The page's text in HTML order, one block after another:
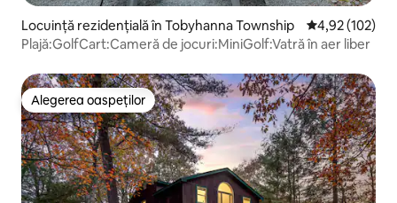
Locuință rezidențială în Tobyhanna Township Scor mediu de
4,92 (102)
Plajă:GolfCart:Cameră de jocuri:MiniGolf:Vatră în aer liber
Alegerea oaspeților
Alegerea oaspeților